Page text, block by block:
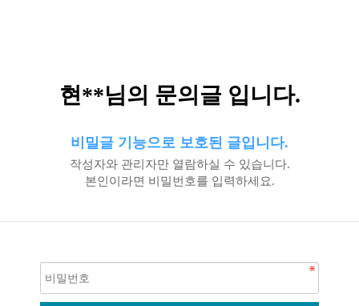
현**님의 문의글 입니다.
비밀글 기능으로 보호된 글입니다.
작성자와 관리자만 열람하실 수 있습니다.
본인이라면 비밀번호를 입력하세요.